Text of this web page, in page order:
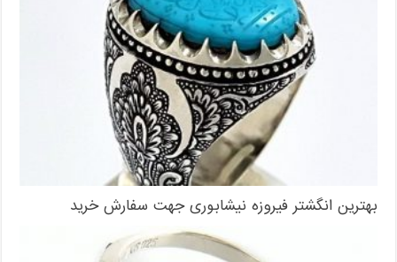
بهترین انگشتر فیروزه نیشابوری جهت سفارش خرید